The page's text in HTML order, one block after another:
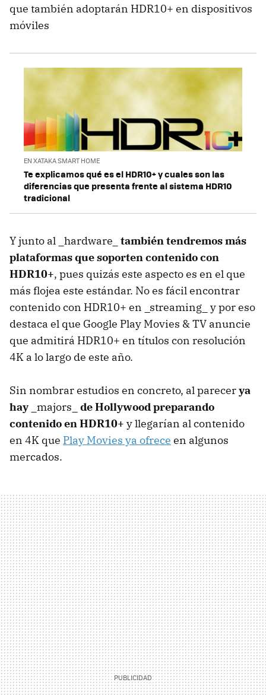
que también adoptarán HDR10+ en dispositivos
móviles
EN XATAKA SMART HOME
Te explicamos qué es el HDR10+ y cuales son las
diferencias que presenta frente al sistema HDR10
tradicional
Y junto al _hardware_ también tendremos más
plataformas que soporten contenido con
HDR10+, pues quizás este aspecto es en el que
más flojea este estándar. No es fácil encontrar
contenido con HDR10+ en _streaming_ y por eso
destaca el que Google Play Movies & TV anuncie
que admitirá HDR10+ en títulos con resolución
4K a lo largo de este año.
Sin nombrar estudios en concreto, al parecerya
hay_majors_ de Hollywood preparando
contenido en HDR10+ y llegarían al contenido
en 4K que Play Movies ya ofrece en algunos
mercados.